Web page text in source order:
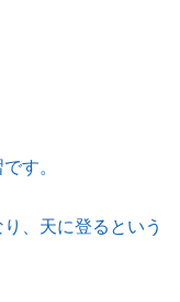
す。
、天に登るという